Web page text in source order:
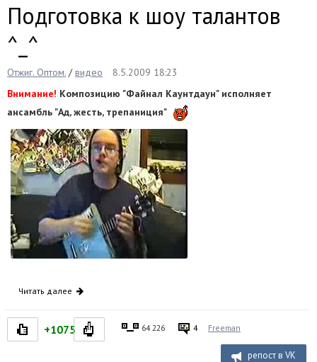
Подготовка к шоу талантов
^_^
Отжиг. Оптом. /видео
8.5.2009 18:23
Внимание! Композицию "Файнал Каунтдаун" исполняет
ансамбль "Ад, жесть, трепаниция"
Читать далее
+1075 64 226 4 Freeman
репост в VK